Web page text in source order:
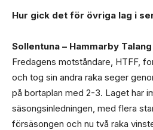
Hur gick det för övriga lag i
Sollentuna – Hammarby Talang
Fredagens motståndare, HTFF,
och tog sin andra raka seger
på bortaplan med 2-3. Laget har
säsongsinledningen, med flera
försäsongen och nu två raka